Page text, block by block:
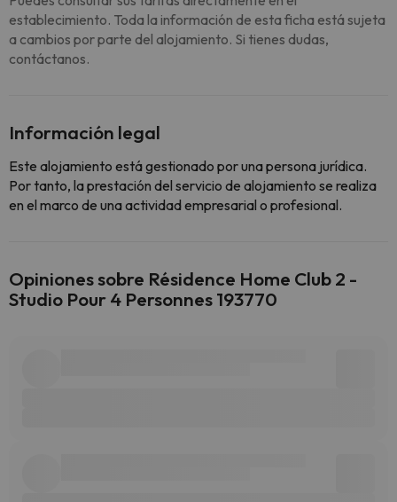
establecimiento. Toda la información de esta ficha está sujeta
a cambios por parte del alojamiento. Si tienes dudas,
contáctanos.
Información legal
Este alojamiento está gestionado por una persona jurídica.
Por tanto, la prestación del servicio de alojamiento se realiza
en el marco de una actividad empresarial o profesional.
Opiniones sobre Résidence Home Club 2 -
Studio Pour 4 Personnes 193770